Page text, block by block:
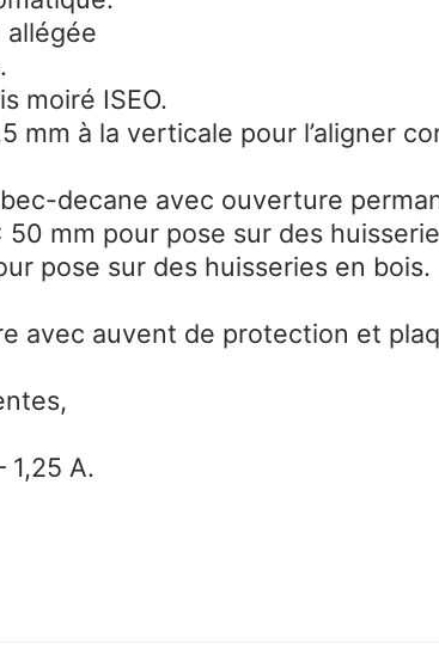
moiré ISEO.
mm à la verticale pour l’aligner
decane avec ouverture
mm pour pose sur des
pose sur des huisseries en bois.
avec auvent de protection et
1,25 A.